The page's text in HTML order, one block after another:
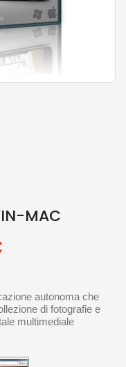
MAC
autonoma che
di fotografie e
multimediale